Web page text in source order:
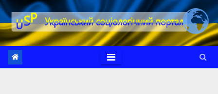
Перейти
до
вмісту